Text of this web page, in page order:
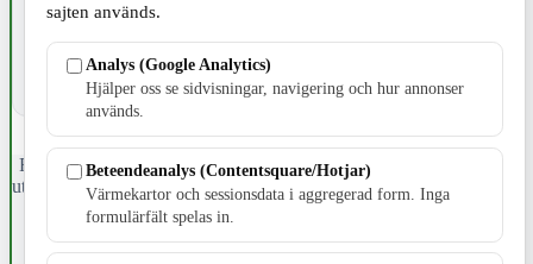
Fristående webbtidningsföretag grundat 1991 som sedan 2002 ger
ut tidningen Skillingaryd.nu och 2010 lanserades Värnamo.nu. Från
april 2026 omfattar Skillingaryd.nu tre kommuner: Gnosjö,
Värnamo och Vaggeryds kommun.
sajten används.
Analys (Google Analytics)
Hjälper oss se sidvisningar, navigering och hur annonser
används.
Beteendeanalys (Contentsquare/Hotjar)
Värmekartor och sessionsdata i aggregerad form. Inga
formulärfält spelas in.